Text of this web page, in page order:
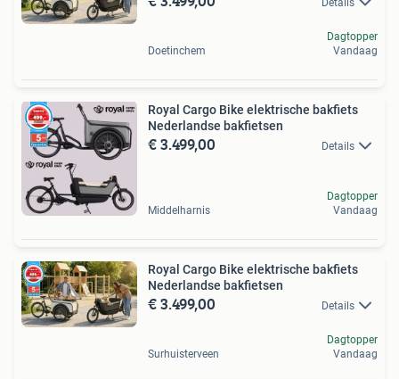
Doetinchem
Dagtopper
Vandaag
Royal Cargo Bike elektrische bakfiets
Nederlandse bakfietsen
€ 3.499,00 Details
Middelharnis
Dagtopper
Vandaag
Royal Cargo Bike elektrische bakfiets
Nederlandse bakfietsen
€ 3.499,00 Details
Surhuisterveen
Dagtopper
Vandaag